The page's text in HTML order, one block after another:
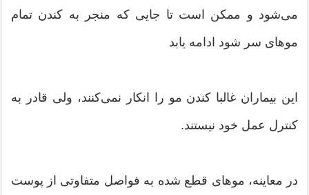
می‌شود و ممکن است تا جایی که منجر به کندن تمام
موهای سر شود ادامه یابد
این بیماران غالبا کندن مو را انکار نمی‌کنند، ولی قادر به
کنترل عمل خود نیستند.
در معاینه، موهای قطع شده به فواصل متفاوتی از پوست